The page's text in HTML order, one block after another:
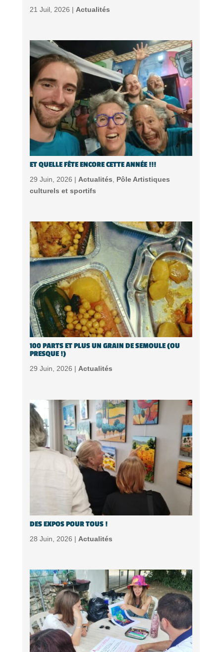
21 Juil, 2026 | Actualités
ET QUELLE FÊTE ENCORE CETTE ANNÉE !!!
29 Juin, 2026 | Actualités, Pôle Artistiques
culturels et sportifs
100 PARTS ET PLUS UN GRAIN DE SEMOULE (OU
PRESQUE !)
29 Juin, 2026 | Actualités
DES EXPOS POUR TOUS !
28 Juin, 2026 | Actualités